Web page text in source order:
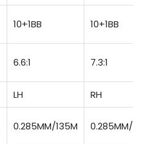
10+1BB 10+1BB
6.6:1 7.3:1
LH
RH
0.285MM/135M 0.285MM/